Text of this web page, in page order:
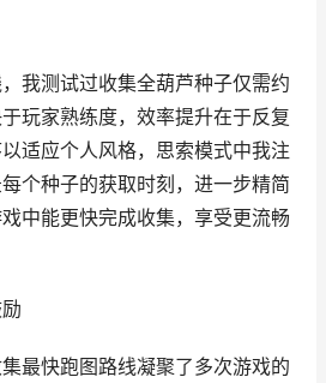
我测试过收集全葫芦种子仅需约
玩家熟练度，效率提升在于反复
适应个人风格，思索模式中我注
个种子的获取时刻，进一步精简
中能更快完成收集，享受更流畅
最快跑图路线凝聚了多次游戏的